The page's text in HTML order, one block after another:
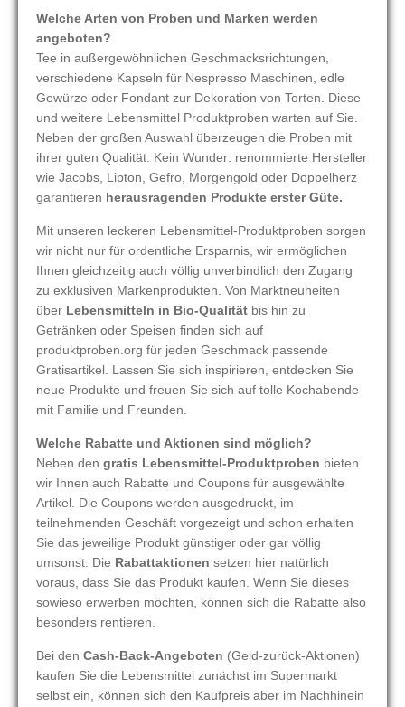
Welche Arten von Proben und Marken werden
angeboten?
Tee in außergewöhnlichen Geschmacksrichtungen,
verschiedene Kapseln für Nespresso Maschinen, edle
Gewürze oder Fondant zur Dekoration von Torten. Diese
und weitere Lebensmittel Produktproben warten auf Sie.
Neben der großen Auswahl überzeugen die Proben mit
ihrer guten Qualität. Kein Wunder: renommierte Hersteller
wie Jacobs, Lipton, Gefro, Morgengold oder Doppelherz
garantieren herausragenden Produkte erster Güte.
Mit unseren leckeren Lebensmittel-Produktproben sorgen
wir nicht nur für ordentliche Ersparnis, wir ermöglichen
Ihnen gleichzeitig auch völlig unverbindlich den Zugang
zu exklusiven Markenprodukten. Von Marktneuheiten
über Lebensmitteln in Bio-Qualität bis hin zu
Getränken oder Speisen finden sich auf
produktproben.org für jeden Geschmack passende
Gratisartikel. Lassen Sie sich inspirieren, entdecken Sie
neue Produkte und freuen Sie sich auf tolle Kochabende
mit Familie und Freunden.
Welche Rabatte und Aktionen sind möglich?
Neben den gratis Lebensmittel-Produktproben bieten
wir Ihnen auch Rabatte und Coupons für ausgewählte
Artikel. Die Coupons werden ausgedruckt, im
teilnehmenden Geschäft vorgezeigt und schon erhalten
Sie das jeweilige Produkt günstiger oder gar völlig
umsonst. Die Rabattaktionen setzen hier natürlich
voraus, dass Sie das Produkt kaufen. Wenn Sie dieses
sowieso erwerben möchten, können sich die Rabatte also
besonders rentieren.
Bei den Cash-Back-Angeboten (Geld-zurück-Aktionen)
kaufen Sie die Lebensmittel zunächst im Supermarkt
selbst ein, können sich den Kaufpreis aber im Nachhinein